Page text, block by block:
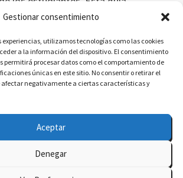
Gestionar consentimiento
experiencias, utilizamos tecnologías como las cookies
a la información del dispositivo. El consentimiento
permitirá procesar datos como el comportamiento de
únicas en este sitio. No consentir o retirar el
negativamente a ciertas características y
Aceptar
Denegar
sus beneficios, ofrece
superar los desafíos en su